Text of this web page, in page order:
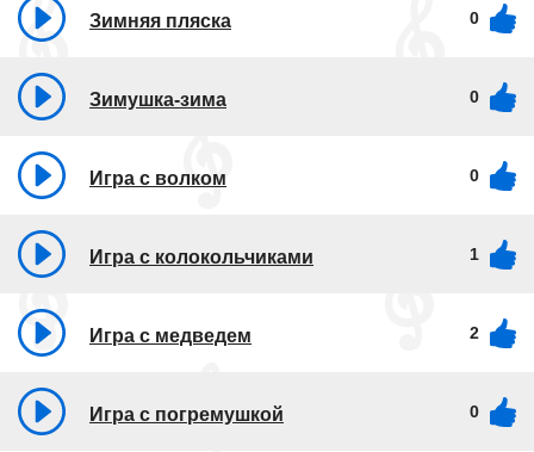
Зимняя пляска 0
Зимушка-зима 0
Игра с волком 0
Игра с колокольчиками 1
Игра с медведем 2
Игра с погремушкой 0